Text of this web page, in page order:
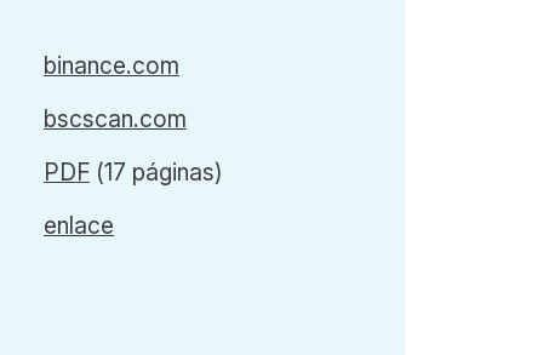
binance.com
bscscan.com
PDF (17 páginas)
enlace